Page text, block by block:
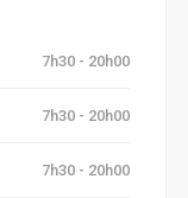
7h30 - 20h00
7h30 - 20h00
7h30 - 20h00